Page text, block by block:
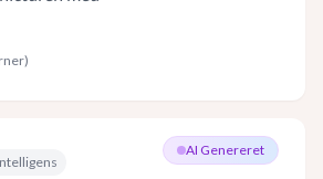
AI Genereret